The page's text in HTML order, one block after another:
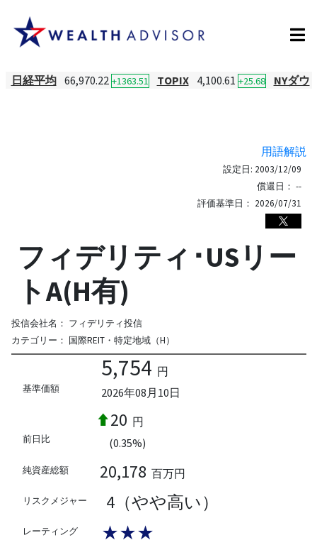
日経平均 66,970.22 +1363.51 TOPIX 4,100.61 +25.68 NYダウ
用語解説
設定日: 2003/12/09
償還日： --
評価基準日： 2026/07/31
フィデリティ･USリー
トA(H有)
投信会社名： フィデリティ投信
カテゴリー： 国際REIT・特定地域（H）
基準価額
5,754 円
2026年08月10日
前日比
20 円
(0.35%)
純資産総額 20,178 百万円
リスクメジャー 4（やや高い）
レーティング ★★★